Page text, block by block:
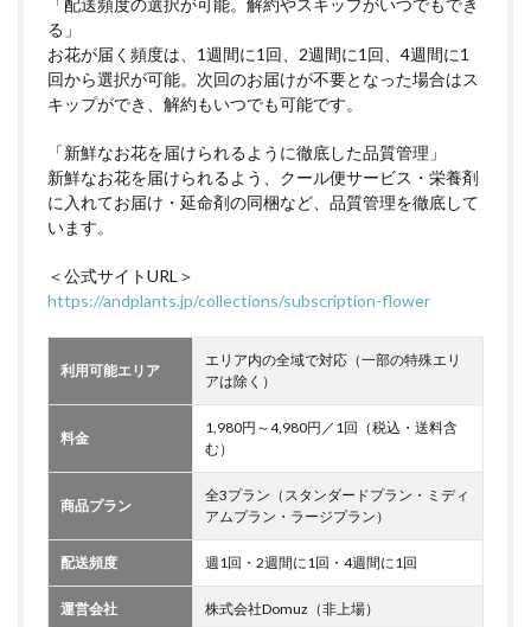
「配送頻度の選択が可能。解約やスキップがいつでもでき
る」
お花が届く頻度は、1週間に1回、2週間に1回、4週間に1
回から選択が可能。次回のお届けが不要となった場合はス
キップができ、解約もいつでも可能です。
「新鮮なお花を届けられるように徹底した品質管理」
新鮮なお花を届けられるよう、クール便サービス・栄養剤
に入れてお届け・延命剤の同梱など、品質管理を徹底して
います。
＜公式サイトURL＞
https://andplants.jp/collections/subscription-flower
利用可能エリア
エリア内の全域で対応（一部の特殊エリ
アは除く）
料金
1,980円～4,980円／1回（税込・送料含
む）
商品プラン
全3プラン（スタンダードプラン・ミディ
アムプラン・ラージプラン）
配送頻度 週1回・2週間に1回・4週間に1回
運営会社 株式会社Domuz（非上場）